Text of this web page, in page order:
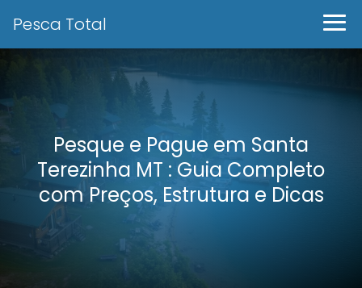
Pesca Total
Pesque e Pague em Santa
Terezinha MT : Guia Completo
com Preços, Estrutura e Dicas